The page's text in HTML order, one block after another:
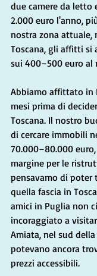
due camere da letto
2.000 euro l'anno,
nostra zona attuale,
Toscana, gli affitti si
sui 400–500 euro al
Abbiamo affittato in
mesi prima di
Toscana. Il nostro
di cercare immobili
70.000–80.000
margine per le
pensavamo di poter
quella fascia in
amici in Puglia non
incoraggiato a
Amiata, nel sud
potevano ancora
prezzi accessibili.